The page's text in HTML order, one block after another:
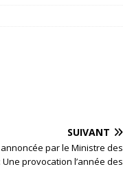
SUIVANT
par le Ministre des
provocation l’année des